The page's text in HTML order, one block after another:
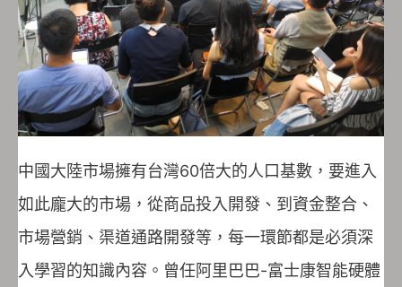
中國大陸市場擁有台灣60倍大的人口基數，要進入
如此龐大的市場，從商品投入開發、到資金整合、
市場營銷、渠道通路開發等，每一環節都是必須深
入學習的知識內容。曾任阿里巴巴-富士康智能硬體